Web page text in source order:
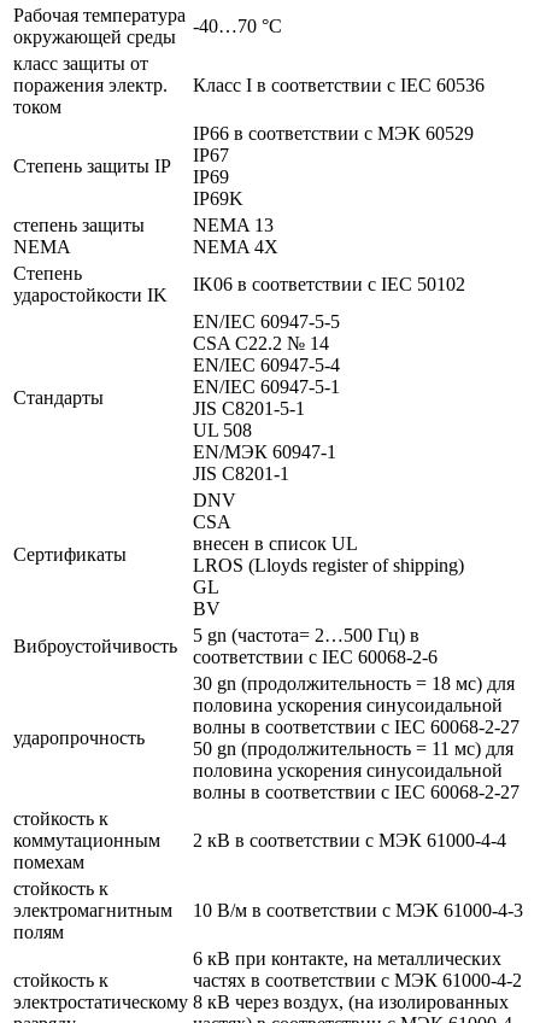
Рабочая температура
окружающей среды
-40…70 °C
класс защиты от
поражения электр.
током
Класс I в соответствии с IEC 60536
Степень защиты IP
IP66 в соответствии с МЭК 60529
IP67
IP69
IP69K
степень защиты
NEMA
NEMA 13
NEMA 4X
Степень
ударостойкости IK
IK06 в соответствии с IEC 50102
Стандарты
EN/IEC 60947-5-5
CSA C22.2 № 14
EN/IEC 60947-5-4
EN/IEC 60947-5-1
JIS C8201-5-1
UL 508
EN/МЭК 60947-1
JIS C8201-1
Сертификаты
DNV
CSA
внесен в список UL
LROS (Lloyds register of shipping)
GL
BV
Виброустойчивость
5 gn (частота= 2…500 Гц) в
соответствии с IEC 60068-2-6
ударопрочность
30 gn (продолжительность = 18 мс) для
половина ускорения синусоидальной
волны в соответствии с IEC 60068-2-27
50 gn (продолжительность = 11 мс) для
половина ускорения синусоидальной
волны в соответствии с IEC 60068-2-27
стойкость к
коммутационным
помехам
2 кВ в соответствии с МЭК 61000-4-4
стойкость к
электромагнитным
полям
10 В/м в соответствии с МЭК 61000-4-3
стойкость к
электростатическому
6 кВ при контакте, на металлических
частях в соответствии с МЭК 61000-4-2
8 кВ через воздух, (на изолированных